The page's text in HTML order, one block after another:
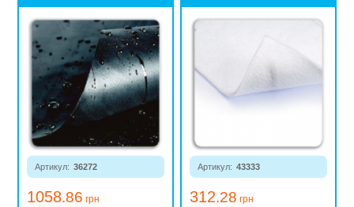
Артикул: 36272
1058.86 грн
Артикул: 43333
312.28 грн